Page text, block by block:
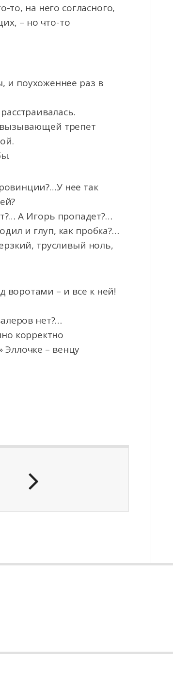
то, на него согласного,
– но что-то
и поухоженнее раз в
трепет
нее так
А Игорь пропадет?…
и глуп, как пробка?…
трусливый ноль,
воротами – и все к ней!
нет?…
корректно
Эллочке – венцу